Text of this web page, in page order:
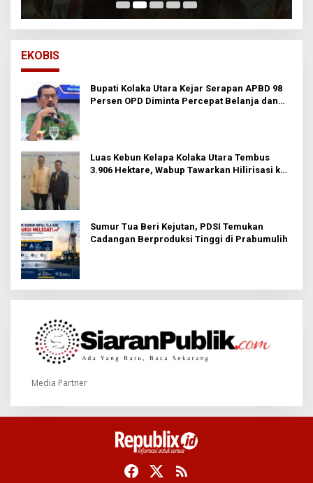
EKOBIS
Bupati Kolaka Utara Kejar Serapan APBD 98
Persen OPD Diminta Percepat Belanja dan
Luas Kebun Kelapa Kolaka Utara Tembus
3.906 Hektare, Wabup Tawarkan Hilirisasi ke
Sumur Tua Beri Kejutan, PDSI Temukan
Cadangan Berproduksi Tinggi di Prabumulih
Media Partner